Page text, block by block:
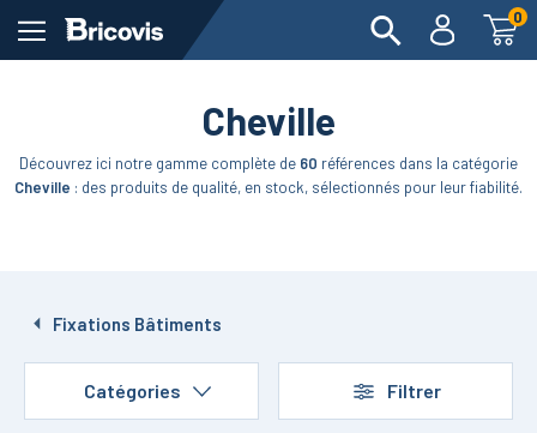
0
Cheville
Découvrez ici notre gamme complète de 60 références dans la catégorie
Cheville : des produits de qualité, en stock, sélectionnés pour leur fiabilité.
Fixations Bâtiments
Catégories Filtrer